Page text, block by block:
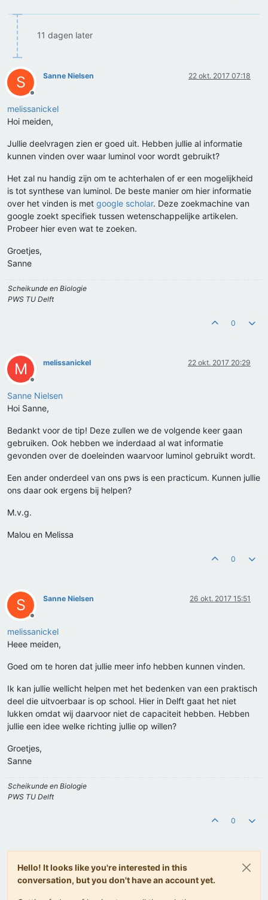
11 dagen later
S
Offline
Sanne Nielsen 22 okt. 2017 07:18
melissanickel
Hoi meiden,
Jullie deelvragen zien er goed uit. Hebben jullie al informatie
kunnen vinden over waar luminol voor wordt gebruikt?
Het zal nu handig zijn om te achterhalen of er een mogelijkheid
is tot synthese van luminol. De beste manier om hier informatie
over het vinden is met google scholar. Deze zoekmachine van
google zoekt specifiek tussen wetenschappelijke artikelen.
Probeer hier even wat te zoeken.
Groetjes,
Sanne
Scheikunde en Biologie
PWS TU Delft
0
M
Offline
melissanickel 22 okt. 2017 20:29
Sanne Nielsen
Hoi Sanne,
Bedankt voor de tip! Deze zullen we de volgende keer gaan
gebruiken. Ook hebben we inderdaad al wat informatie
gevonden over de doeleinden waarvoor luminol gebruikt wordt.
Een ander onderdeel van ons pws is een practicum. Kunnen jullie
ons daar ook ergens bij helpen?
M.v.g.
Malou en Melissa
0
S
Offline
Sanne Nielsen 26 okt. 2017 15:51
melissanickel
Heee meiden,
Goed om te horen dat jullie meer info hebben kunnen vinden.
Ik kan jullie wellicht helpen met het bedenken van een praktisch
deel die uitvoerbaar is op school. Hier in Delft gaat het niet
lukken omdat wij daarvoor niet de capaciteit hebben. Hebben
jullie een idee welke richting jullie op willen?
Groetjes,
Sanne
Scheikunde en Biologie
PWS TU Delft
0
Hello! It looks like you're interested in this
conversation, but you don't have an account yet.